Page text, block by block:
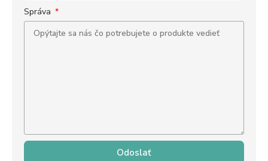
Správa
Odoslať